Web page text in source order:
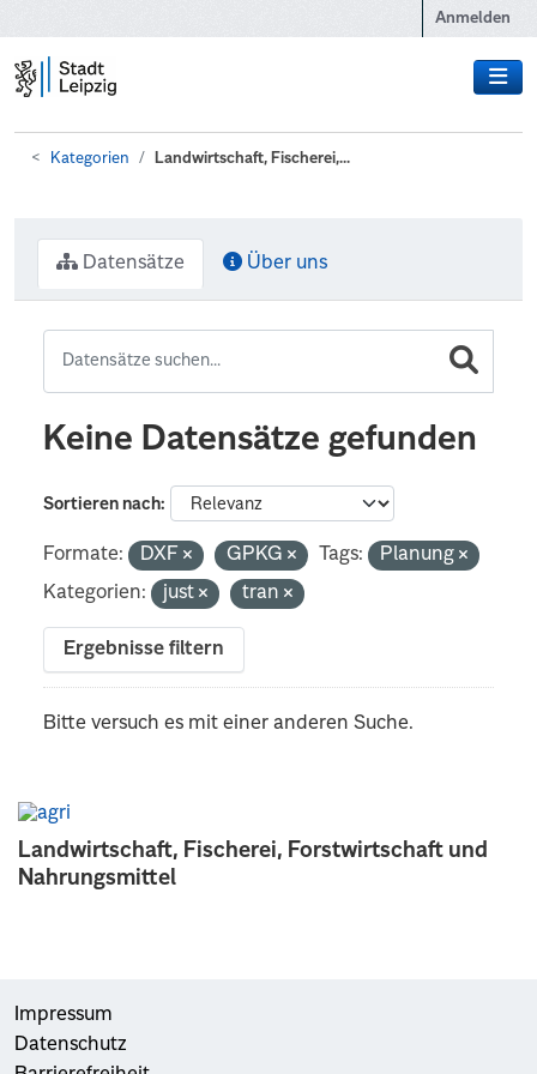
Anmelden
Kategorien Landwirtschaft, Fischerei,...
Landwirtschaft, Fischerei, Forstwirtschaft und
Nahrungsmittel
Datensätze Über uns
Keine Datensätze gefunden
Sortieren nach
Formate: DXF GPKG Tags:
Planung
Kategorien:
just tran
Ergebnisse filtern
Bitte versuch es mit einer anderen Suche.
Impressum
Datenschutz